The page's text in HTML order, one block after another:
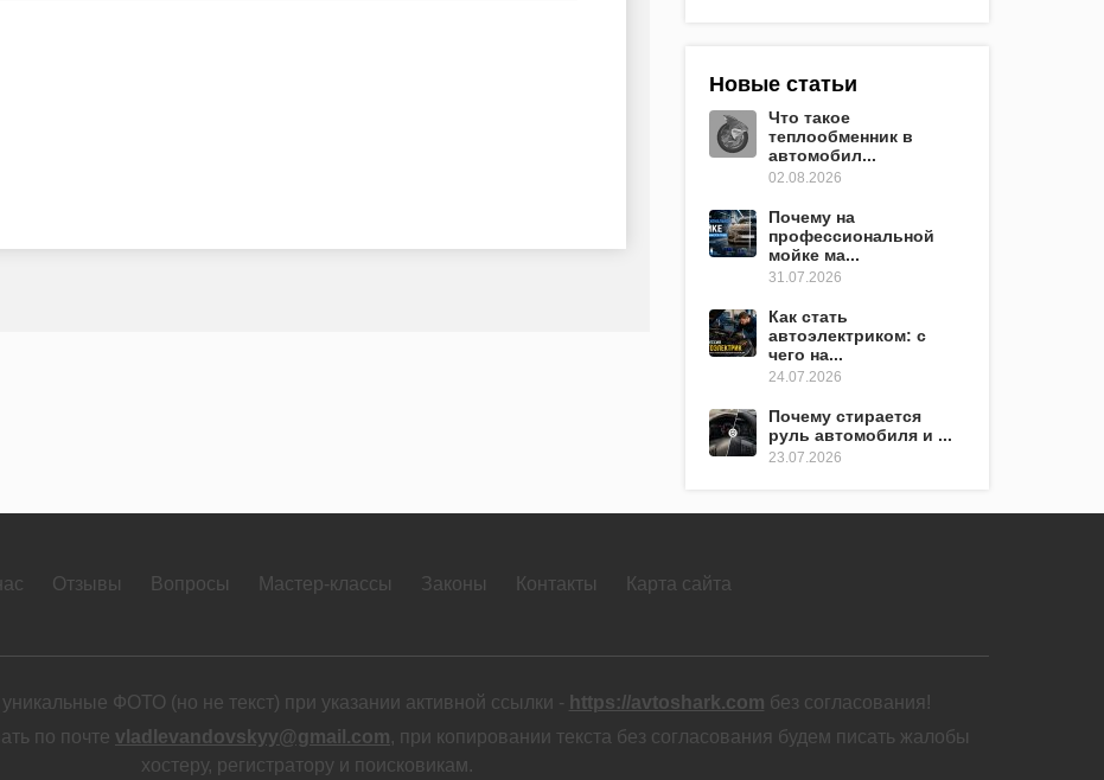
Новые статьи
Что такое
теплообменник в
автомобил...
02.08.2026
Почему на
профессиональной
мойке ма...
31.07.2026
Как стать
автоэлектриком: с
чего на...
24.07.2026
Почему стирается
руль автомобиля и ...
23.07.2026
Отзывы Вопросы Мастер-классы Законы Контакты Карта сайта
ФОТО (но не текст) при указании активной ссылки - https://avtoshark.com без согласования!
по почте vladlevandovskyy@gmail.com, при копировании текста без согласования будем писать жалобы
хостеру, регистратору и поисковикам.